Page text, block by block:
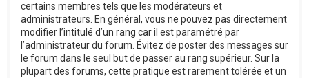
certains membres tels que les modérateurs et
administrateurs. En général, vous ne pouvez pas directement
modifier l’intitulé d’un rang car il est paramétré par
l’administrateur du forum. Évitez de poster des messages sur
le forum dans le seul but de passer au rang supérieur. Sur la
plupart des forums, cette pratique est rarement tolérée et un